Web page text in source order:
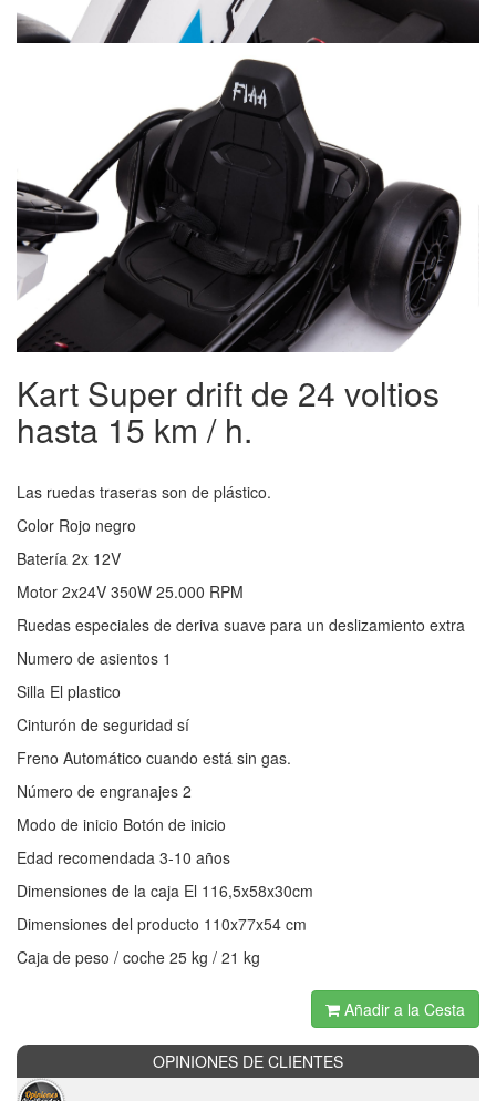
Kart Super drift de 24 voltios
hasta 15 km / h.
Las ruedas traseras son de plástico.
Color Rojo negro
Batería 2x 12V
Motor 2x24V 350W 25.000 RPM
Ruedas especiales de deriva suave para un deslizamiento extra
Numero de asientos 1
Silla El plastico
Cinturón de seguridad sí
Freno Automático cuando está sin gas.
Número de engranajes 2
Modo de inicio Botón de inicio
Edad recomendada 3-10 años
Dimensiones de la caja El 116,5x58x30cm
Dimensiones del producto 110x77x54 cm
Caja de peso / coche 25 kg / 21 kg
Añadir a la Cesta
OPINIONES DE CLIENTES